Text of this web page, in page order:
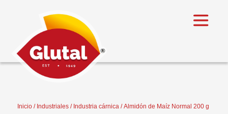
Inicio/ Industriales/ Industria cárnica/ Almidón de Maíz Normal 200 g